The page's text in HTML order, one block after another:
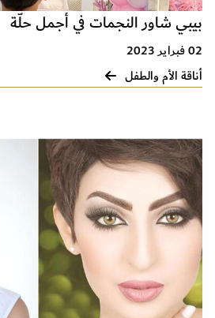
بيبي شاور النجمات في أجمل حلّة
02 فبراير 2023
أناقة الأم والطفل